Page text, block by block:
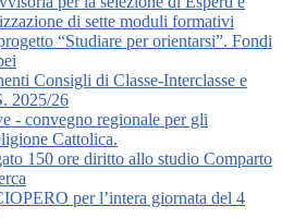
di sette moduli formativi
“Studiare per orientarsi”. Fondi
Consigli di Classe-Interclasse e
2025/26
- convegno regionale per gli
Cattolica.
150 ore diritto allo studio Comparto
per l’intera giornata del 4